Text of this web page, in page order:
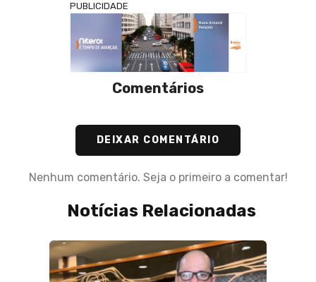
PUBLICIDADE
Comentários
DEIXAR COMENTÁRIO
Nenhum comentário. Seja o primeiro a comentar!
Notícias Relacionadas